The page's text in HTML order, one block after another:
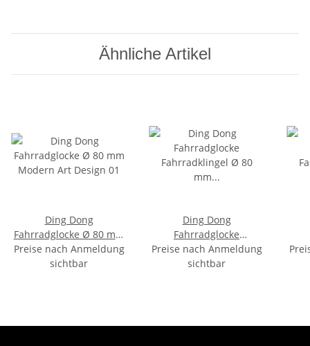
Ähnliche Artikel
Ding Dong
Fahrradglocke Ø 80 mm
Modern Art Design 01
Preise nach Anmeldung
sichtbar
Ding Dong
Fahrradglocke
Fahrradklingel Ø 80 mm
Schmetterling Design
Preise nach Anmeldung
sichtbar